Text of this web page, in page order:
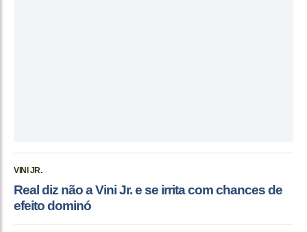
VINI JR.
Real diz não a Vini Jr. e se irrita com chances de
efeito dominó